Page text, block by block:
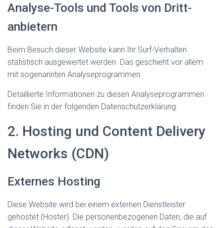
Analyse-Tools und Tools von Dritt­
anbietern
Beim Besuch dieser Website kann Ihr Surf-Verhalten
statistisch ausgewertet werden. Das geschieht vor allem
mit sogenannten Analyseprogrammen.
Detaillierte Informationen zu diesen Analyseprogrammen
finden Sie in der folgenden Datenschutzerklärung.
2. Hosting und Content Delivery
Networks (CDN)
Externes Hosting
Diese Website wird bei einem externen Dienstleister
gehostet (Hoster). Die personenbezogenen Daten, die auf